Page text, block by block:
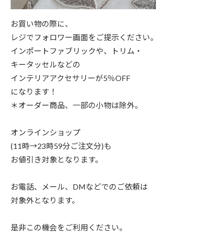
お買い物の際に⁠、⁠
レジでフォロワー画面をご提示ください。⁠
インポートファブリックや、トリム・⁠
キータッセルなどの⁠
インテリアアクセサリーが5％OFF⁠
になります！⁠
⁠＊オーダー商品、一部の小物は⁠除外。⁠
オンラインショップ⁠
(11時→23時59分ご注文分)も⁠
お値引き対象となります。⁠
⁠お電話、メール、DMなどでのご依頼は⁠
対象外となります。⁠
是非この機会をご利用ください。⁠